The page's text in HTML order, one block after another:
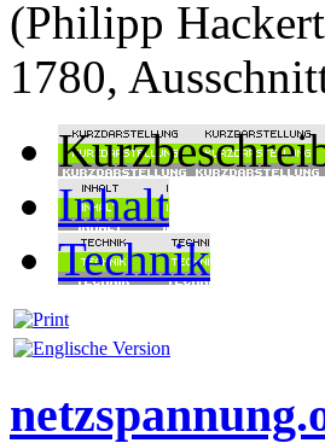
(Philipp
1780,
Inhalt
Technik